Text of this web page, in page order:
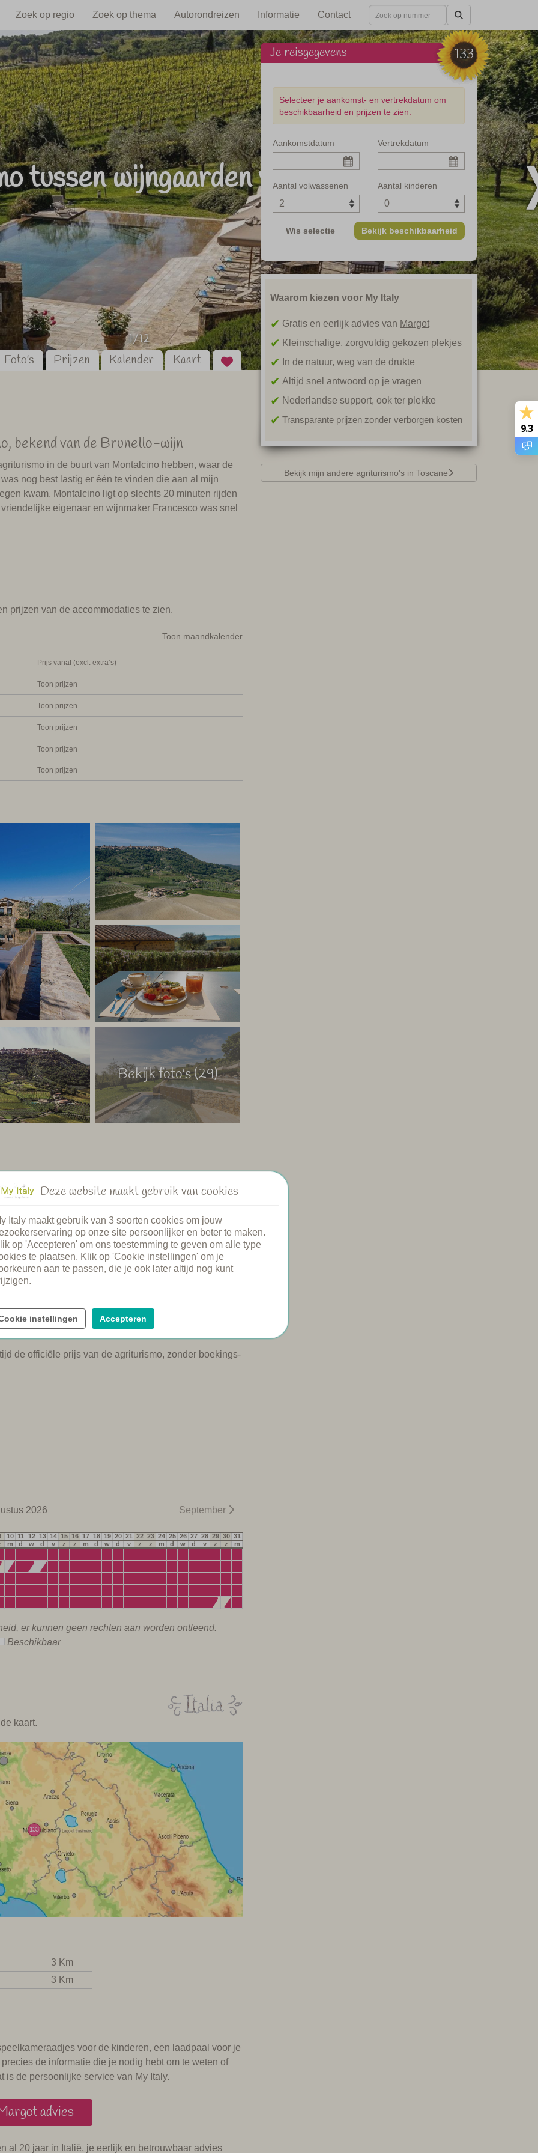
Zoek op regio Zoek op thema Autorondreizen Informatie Contact
tussen wijngaarden van de Brunello
1/12
Foto's Prijzen Kalender Kaart
bekend van de Brunello-wijn
in de buurt van Montalcino hebben, waar de
nog best lastig er één te vinden die aan al mijn
kwam. Montalcino ligt op slechts 20 minuten rijden
eigenaar en wijnmaker Francesco was snel
geworden, maar toch heerst er nog een
heeft prachtig uitzicht op de Val d'Orcia en ligt tussen
van de wijnkelder en zijn volledig gebouwd in
en voorzien van alle moderne gemakken.
gedeelte, jacuzzi en een panoramisch
en kun je verschillende jaargangen van hun
de accommodatie. Op slechts 2 kilometer van de
waar ze de wijnen van de wijnboerderij
tv en minibar, uiteraard gevuld met heerlijke wijnen!
met tafel en stoelen. De keukens zijn praktisch en
en goede wijnen
gebied, vlakbij het gezellige plaatsje Montalcino.
leuke terrasjes, bars en restaurants zijn om van het
de prachtige Val d’Orcia en de rest van het minder
een aanrader voor liefhebbers van comfort en
– My Italy
prijzen van de accommodaties te zien.
Toon maandkalender
Prijs vanaf (excl. extra’s)
Toon prijzen
Toon prijzen
Toon prijzen
Toon prijzen
Toon prijzen
Bekijk foto's (29)
Restaurant
zwembad
Ontbijt
Brood service
welkom
Kookcursus
auto
Spa
de officiële prijs van de agriturismo, zonder boekings-
2026 September
10 11 12 13 14 15 16 17 18 19 20 21 22 23 24 25 26 27 28 29 30 31
m d w d v z z m d w d v z z m d w d v z z m
er kunnen geen rechten aan worden ontleend.
Beschikbaar
kaart.
133
3 Km
3 Km
voor de kinderen, een laadpaal voor je
de informatie die je nodig hebt om te weten of
is de persoonlijke service van My Italy.
advies
al 20 jaar in Italië, je eerlijk en betrouwbaar advies
133
Je reisgegevens
Selecteer je aankomst- en vertrekdatum om
beschikbaarheid en prijzen te zien.
Aankomstdatum Vertrekdatum
Aantal volwassenen Aantal kinderen
Wis selectie Bekijk beschikbaarheid
Waarom kiezen voor My Italy
Gratis en eerlijk advies van Margot
Kleinschalige, zorgvuldig gekozen plekjes
In de natuur, weg van de drukte
Altijd snel antwoord op je vragen
Nederlandse support, ook ter plekke
Transparante prijzen zonder verborgen kosten
Bekijk mijn andere agriturismo's in Toscane
9.3
Deze website maakt gebruik van cookies
Italy maakt gebruik van 3 soorten cookies om jouw
op onze site persoonlijker en beter te maken.
op 'Accepteren' om ons toestemming te geven om alle type
te plaatsen. Klik op 'Cookie instellingen' om je
aan te passen, die je ook later altijd nog kunt
instellingen Accepteren